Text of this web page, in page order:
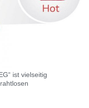
ist vielseitig